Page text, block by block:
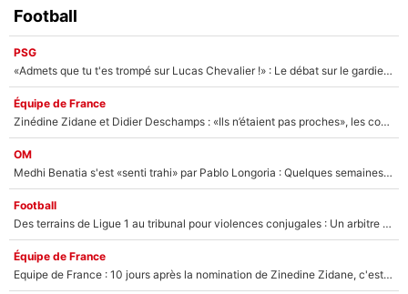
Football
PSG
«Admets que tu t'es trompé sur Lucas Chevalier !» : Le débat sur le gardien du PSG vire au clash à l'After Foot
Équipe de France
Zinédine Zidane et Didier Deschamps : «Ils n’étaient pas proches», les confidences d’un membre de l’équipe de France 1998 sur leur relation spéciale
OM
Medhi Benatia s'est «senti trahi» par Pablo Longoria : Quelques semaines après son départ, l'ancien directeur de football de l'OM règle ses comptes
Football
Des terrains de Ligue 1 au tribunal pour violences conjugales : Un arbitre français encourt une peine de 18 mois de prison !
Équipe de France
Equipe de France : 10 jours après la nomination de Zinedine Zidane, c'est au tour de son fils de prendre un nouveau départ !